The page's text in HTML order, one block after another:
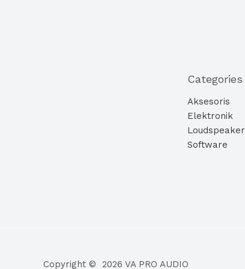
Categories
Aksesoris
Elektronik
Loudspeaker
Software
Copyright © 2026 VA PRO AUDIO